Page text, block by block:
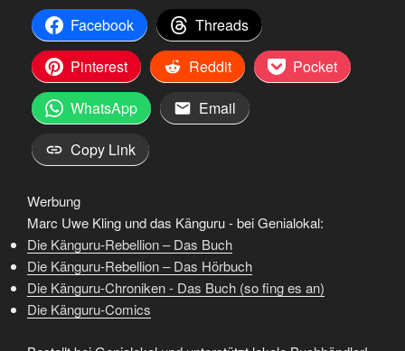
Facebook
Threads
Pinterest
Reddit
Pocket
WhatsApp
Email
Copy Link
Werbung
Marc Uwe Kling und das Känguru - bei Genialokal:
Die Känguru-Rebellion – Das Buch
Die Känguru-Rebellion – Das Hörbuch
Die Känguru-Chroniken - Das Buch (so fing es an)
Die Känguru-Comics